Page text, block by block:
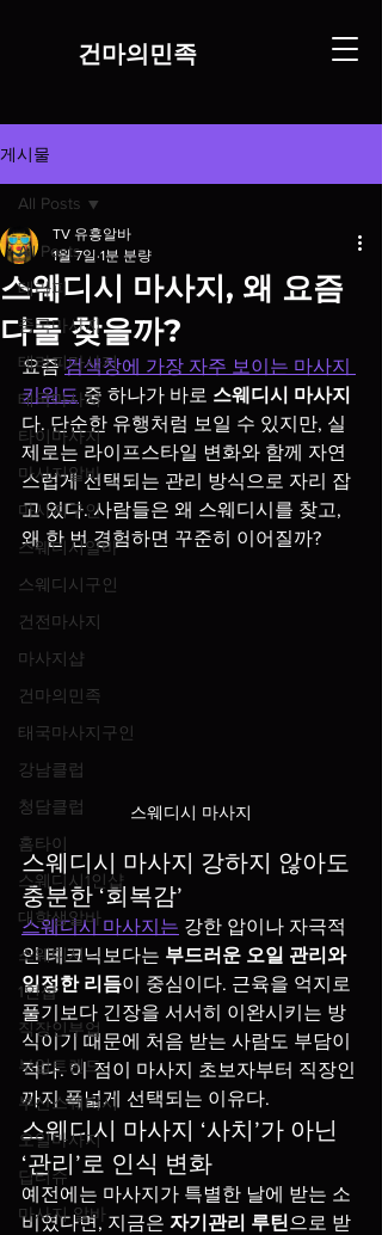
​건마의민족
게시물
All Posts
테라피
중국마사지
테라피마사지
태국마사지
타이마사지
마사지알바
마사지구인
스웨디시알바
스웨디시구인
건전마사지
마사지샵
건마의민족
태국마사지구인
강남클럽
청담클럽
홈타이
스웨디시1인샵
대학생알바
스웨디시
1인샵
직장인부업
부업트렌드
부산스웨디시
오일마사지
딥티슈
마사지 알바
All Posts
스웨디시 마사지, 왜 요즘
다들 찾을까?
TV 유흥알바
1월 7일 1분 분량
요즘 검색창에 가장 자주 보이는 마사지
키워드 중 하나가 바로 스웨디시 마사지
다. 단순한 유행처럼 보일 수 있지만, 실
제로는 라이프스타일 변화와 함께 자연
스럽게 선택되는 관리 방식으로 자리 잡
고 있다. 사람들은 왜 스웨디시를 찾고,
왜 한 번 경험하면 꾸준히 이어질까?
스웨디시 마사지
스웨디시 마사지 강하지 않아도
충분한 ‘회복감’
스웨디시 마사지는 강한 압이나 자극적
인 테크닉보다는 부드러운 오일 관리와
일정한 리듬이 중심이다. 근육을 억지로
풀기보다 긴장을 서서히 이완시키는 방
식이기 때문에 처음 받는 사람도 부담이
적다. 이 점이 마사지 초보자부터 직장인
까지 폭넓게 선택되는 이유다.
스웨디시 마사지 ‘사치’가 아닌
‘관리’로 인식 변화
예전에는 마사지가 특별한 날에 받는 소
비였다면, 지금은 자기관리 루틴 으로 받